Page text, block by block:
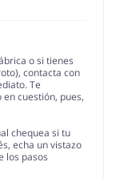
o si tienes
contacta con
Te
cuestión, pues,
chequea si tu
echa un vistazo
los pasos